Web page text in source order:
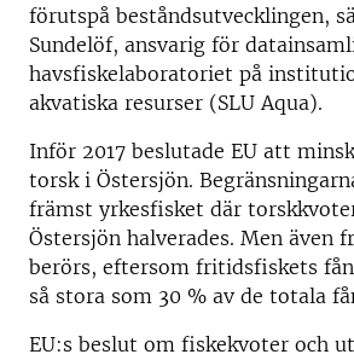
förutspå beståndsutvecklingen,
Sundelöf, ansvarig för
havsfiskelaboratoriet på
akvatiska resurser (SLU Aqua).
Inför 2017 beslutade EU att
torsk i Östersjön.
främst yrkesfisket där
Östersjön halverades. Men även
berörs, eftersom fritidsfiskets
så stora som 30 % av de totala
EU:s beslut om fiskekvoter och